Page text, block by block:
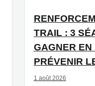
TRAIL : 3
GAGNER EN
PRÉVENIR
1 août 2026